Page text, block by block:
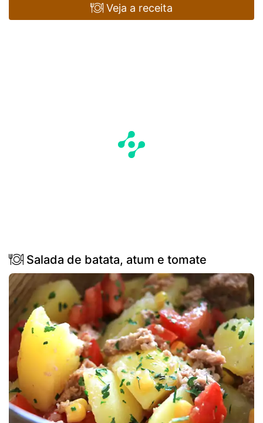
Veja a receita
Salada de batata, atum e tomate